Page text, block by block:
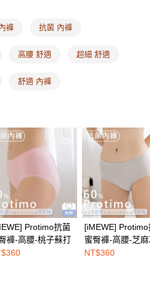
通知簡訊。
付款，方視為交易完成。
消之訂單仍視為有效，需透過AFTEE先享
款等相關疑問，請聯繫「AFTEE先享後付
人資料，並將交易相關給付款項請求債
覽以下網址：
代理人或監護人之同意方可使用
申辦者引起之損失，本公司不負相關責
將依據個別帳號之用戶狀況，依本公司即
有額度不足之情形，本公司將視審查結果
他人資訊註冊。若發現惡意使用之情形，
用戶之使用額度並採取法律行動。
上)免運費
以上)免運費
以上)免運費
以上)免運費
查看運費
褲 抗菌 內褲
高腰 舒適 超細 舒適
舒適 內褲
Protimo抗菌
褲-高腰-桃子蘇打
[iMEWE]
蜜臀褲-高腰-芝
NT$360